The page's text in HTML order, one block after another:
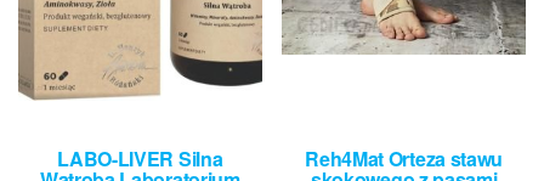
LABO-LIVER Silna Reh4Mat Orteza stawu